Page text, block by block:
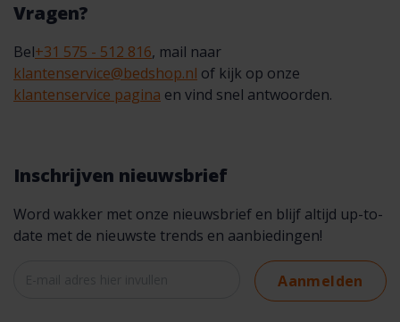
Vragen?
Bel+31 575 - 512 816, mail naar
klantenservice@bedshop.nl of kijk op onze
klantenservice pagina en vind snel antwoorden.
Inschrijven nieuwsbrief
Word wakker met onze nieuwsbrief en blijf altijd up-to-
date met de nieuwste trends en aanbiedingen!
Aanmelden